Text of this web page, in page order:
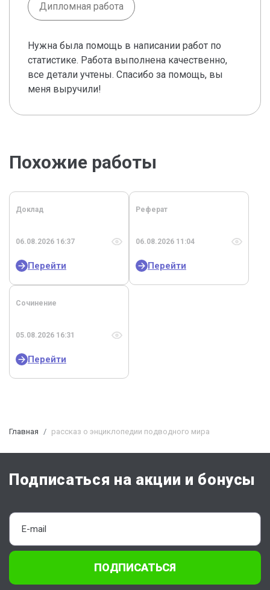
Дипломная работа
Нужна была помощь в написании работ по
статистике. Работа выполнена качественно,
все детали учтены. Спасибо за помощь, вы
меня выручили!
Похожие работы
Доклад
06.08.2026 16:37
Перейти
Реферат
06.08.2026 11:04
Перейти
Сочинение
05.08.2026 16:31
Перейти
Главная рассказ о энциклопедии подводного мира
Подписаться на акции и бонусы
ПОДПИСАТЬСЯ